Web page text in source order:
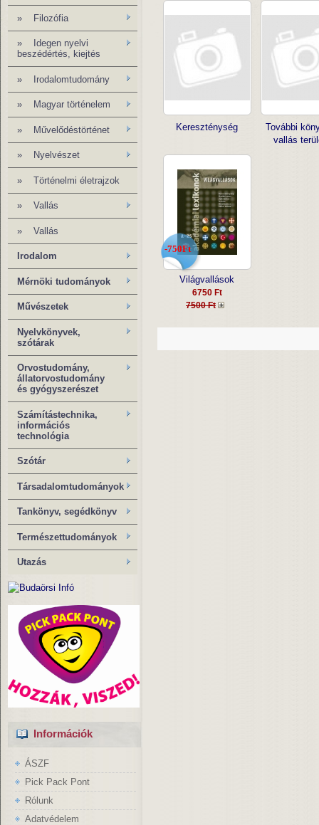
» Filozófia
» Idegen nyelvi
beszédértés, kiejtés
» Irodalomtudomány
» Magyar történelem
» Művelődéstörténet
» Nyelvészet
» Történelmi életrajzok
» Vallás
» Vallás
Irodalom
Mérnöki tudományok
Művészetek
Nyelvkönyvek,
szótárak
Orvostudomány,
állatorvostudomány
és gyógyszerészet
Számítástechnika,
információs
technológia
Szótár
Társadalomtudományok
Tankönyv, segédkönyv
Természettudományok
Utazás
Információk
ÁSZF
Pick Pack Pont
Rólunk
Adatvédelem
Kereszténység
További
vallás
-750Ft
Világvallások
6750 Ft
7500 Ft